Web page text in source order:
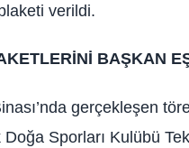
verildi.
BAŞKAN
gerçekleşen
Doğa Sporları Kulübü